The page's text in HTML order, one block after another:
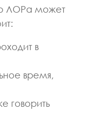
ЛОРа может
в
время,
говорить